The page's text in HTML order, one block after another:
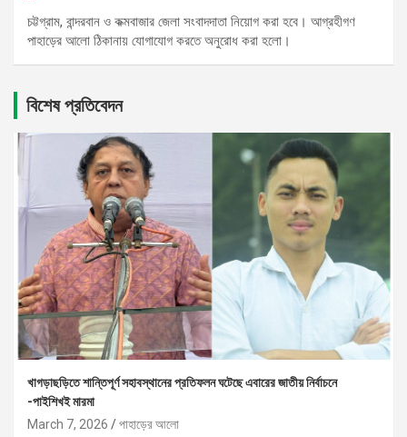
চট্টগ্রাম, বান্দরবান ও কক্মবাজার জেলা সংবাদদাতা নিয়োগ করা হবে। আগ্রহীগণ
পাহাড়ের আলো ঠিকানায় যোগাযোগ করতে অনুরোধ করা হলো।
বিশেষ প্রতিবেদন
খাগড়াছড়িতে শান্তিপূর্ণ সহাবস্থানের প্রতিফলন ঘটেছে এবারের জাতীয় নির্বাচনে
-পাইশিখই মারমা
March 7, 2026
পাহাড়ের আলো